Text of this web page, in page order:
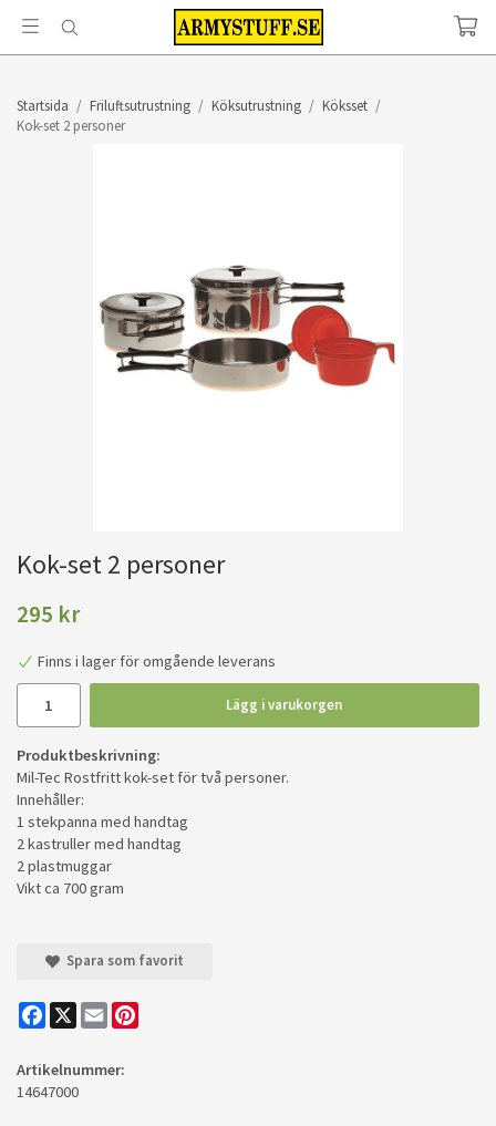
Startsida / Friluftsutrustning / Köksutrustning / Köksset /
Kok-set 2 personer
Kok-set 2 personer
295 kr
Finns i lager för omgående leverans
Lägg i varukorgen
Produktbeskrivning:
Mil-Tec Rostfritt kok-set för två personer.
Innehåller:
1 stekpanna med handtag
2 kastruller med handtag
2 plastmuggar
Vikt ca 700 gram
Spara som favorit
Facebook
X Email
Artikelnummer:
14647000